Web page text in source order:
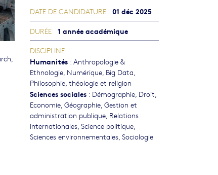
DATE DE CANDIDATURE 01 déc 2025
DURÉE 1 année académique
DISCIPLINE
Humanités : Anthropologie &
Ethnologie Numérique, Big Data
Philosophie, théologie et religion
Sciences sociales : Démographie Droit
Economie Géographie Gestion et
administration publique Relations
internationales Science politique
Sciences environnementales Sociologie